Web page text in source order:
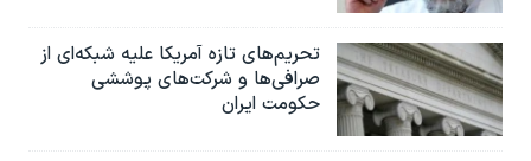
تحریم‌های تازه آمریکا علیه شبکه‌ای از
صرافی‌ها و شرکت‌های پوششی
حکومت ایران